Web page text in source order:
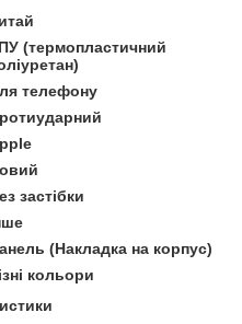
(термопластичний
телефону
застібки
(Накладка на корпус)
кольори